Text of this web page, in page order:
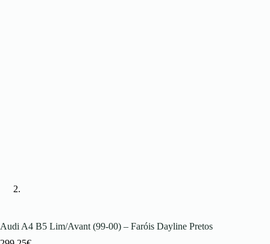
Audi A4 B5 Lim/Avant (99-00) – Faróis Dayline Pretos